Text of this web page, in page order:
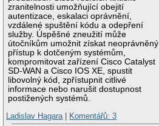
zranitelnosti umožňující obejití
autentizace, eskalaci oprávnění,
vzdálené spuštění kódu a odepření
služby. Úspěšné zneužití může
útočníkům umožnit získat neoprávněný
přístup k dotčeným systémům,
kompromitovat zařízení Cisco Catalyst
SD-WAN a Cisco IOS XE, spustit
libovolný kód, zpřístupnit citlivé
informace nebo narušit dostupnost
postižených systémů.
Ladislav Hagara| Komentářů: 3